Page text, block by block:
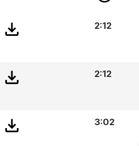
2:12
2:12
3:02